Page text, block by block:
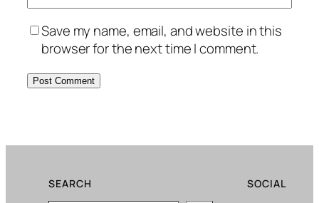
Save my name, email, and website in this
browser for the next time I comment.
SEARCH SOCIAL